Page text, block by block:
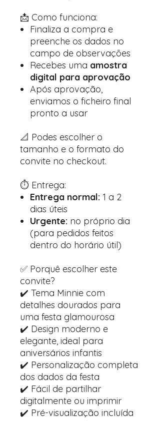
📩 Como funciona:
Finaliza a compra e
preenche os dados no
campo de observações
Recebes uma amostra
digital para aprovação
Após aprovação,
enviamos o ficheiro final
pronto a usar
📐 Podes escolher o
tamanho e o formato do
convite no checkout.
⏱️ Entrega:
Entrega normal: 1 a 2
dias úteis
Urgente: no próprio dia
(para pedidos feitos
dentro do horário útil)
✅ Porquê escolher este
convite?
✔️ Tema Minnie com
detalhes dourados para
uma festa glamourosa
✔️ Design moderno e
elegante, ideal para
aniversários infantis
✔️ Personalização completa
dos dados da festa
✔️ Fácil de partilhar
digitalmente ou imprimir
✔️ Pré-visualização incluída